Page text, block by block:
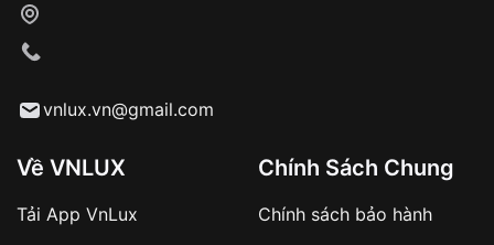
Từ khóa SEO:
vnlux.vn@gmail.com
Về VNLUX
Tải App VnLux
Chính Sách Chung
Chính sách bảo hành